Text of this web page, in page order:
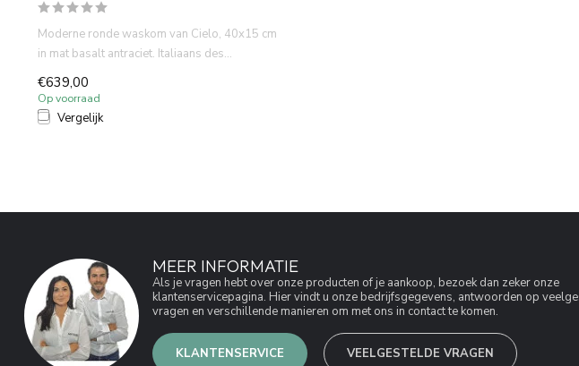
Moderne ronde waskom van Cielo, 40x15 cm
in mat basalt antraciet. Italiaans des...
€639,00
Op voorraad
Vergelijk
MEER INFORMATIE
Als je vragen hebt over onze producten of je aankoop, bezoek dan zeker onze
klantenservicepagina. Hier vindt u onze bedrijfsgegevens, antwoorden op
vragen en verschillende manieren om met ons in contact te komen.
KLANTENSERVICE VEELGESTELDE VRAGEN